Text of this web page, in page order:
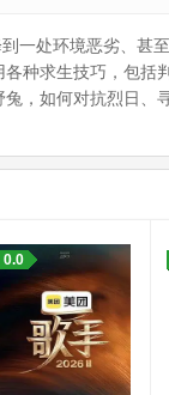
处环境恶劣、甚至
种求生技巧，包括
，如何对抗烈日、
0.0